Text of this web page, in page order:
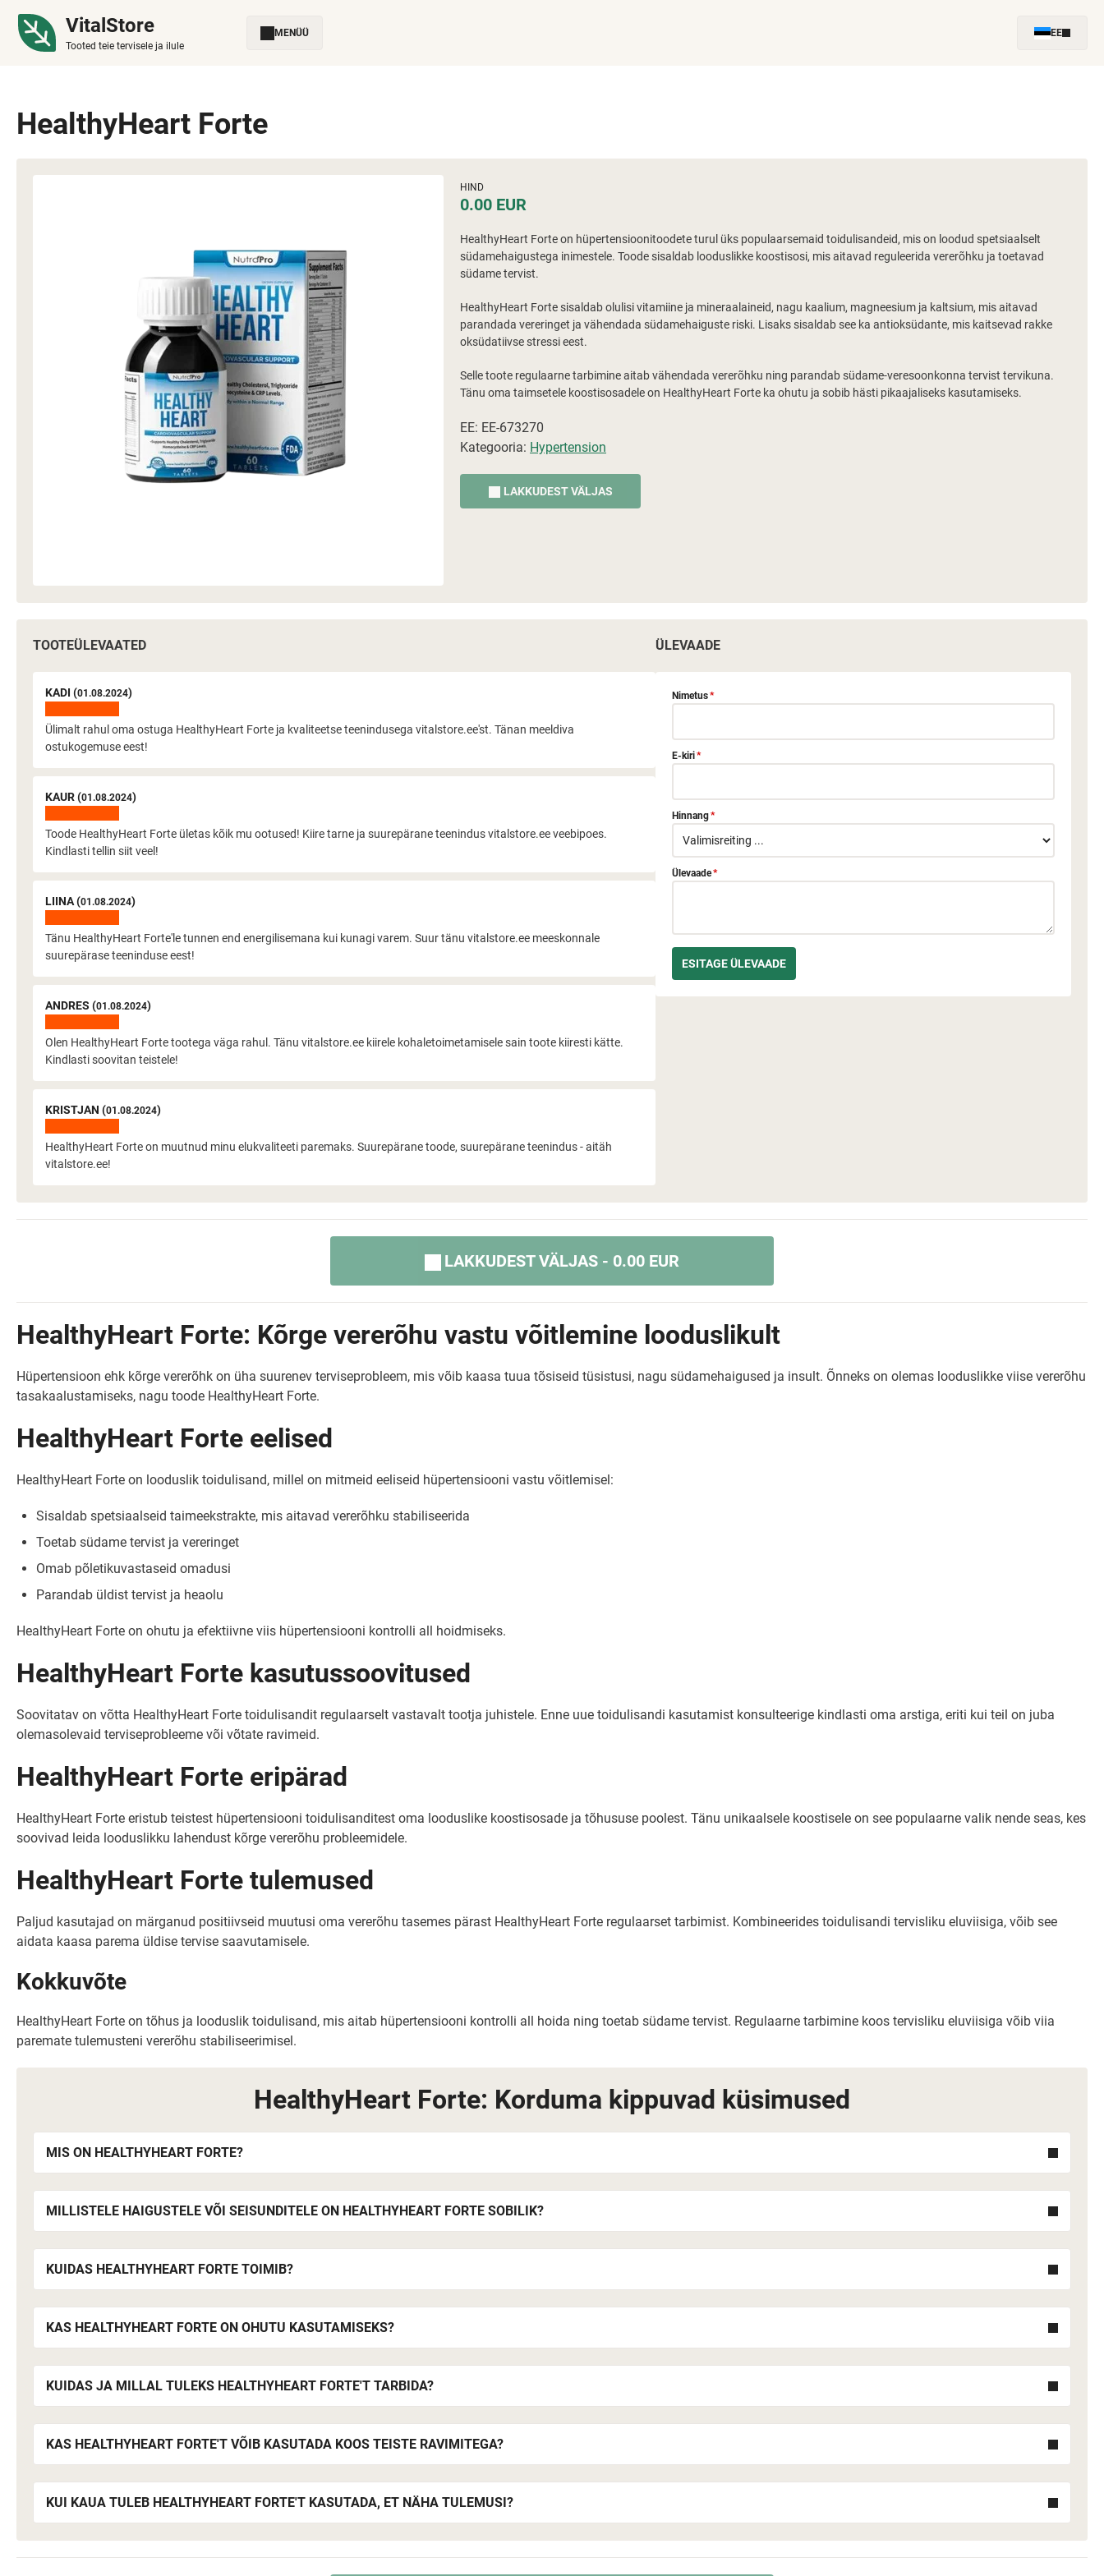
VitalStore
Tooted teie tervisele ja ilule
MENÜÜ EE
HealthyHeart Forte
HIND
0.00 EUR
HealthyHeart Forte on hüpertensioonitoodete turul üks populaarsemaid toidulisandeid, mis on loodud spetsiaalselt
südamehaigustega inimestele. Toode sisaldab looduslikke koostisosi, mis aitavad reguleerida vererõhku ja toetavad
südame tervist.
HealthyHeart Forte sisaldab olulisi vitamiine ja mineraalaineid, nagu kaalium, magneesium ja kaltsium, mis aitavad
parandada vereringet ja vähendada südamehaiguste riski. Lisaks sisaldab see ka antioksüdante, mis kaitsevad rakke
oksüdatiivse stressi eest.
Selle toote regulaarne tarbimine aitab vähendada vererõhku ning parandab südame-veresoonkonna tervist tervikuna.
Tänu oma taimsetele koostisosadele on HealthyHeart Forte ka ohutu ja sobib hästi pikaajaliseks kasutamiseks.
EE: EE-673270
Kategooria: Hypertension
LAKKUDEST VÄLJAS
TOOTEÜLEVAATED
KADI (01.08.2024)
Ülimalt rahul oma ostuga HealthyHeart Forte ja kvaliteetse teenindusega vitalstore.ee'st. Tänan meeldiva
ostukogemuse eest!
KAUR (01.08.2024)
Toode HealthyHeart Forte ületas kõik mu ootused! Kiire tarne ja suurepärane teenindus vitalstore.ee veebipoes.
Kindlasti tellin siit veel!
LIINA (01.08.2024)
Tänu HealthyHeart Forte'le tunnen end energilisemana kui kunagi varem. Suur tänu vitalstore.ee meeskonnale
suurepärase teeninduse eest!
ANDRES (01.08.2024)
Olen HealthyHeart Forte tootega väga rahul. Tänu vitalstore.ee kiirele kohaletoimetamisele sain toote kiiresti kätte.
Kindlasti soovitan teistele!
KRISTJAN (01.08.2024)
HealthyHeart Forte on muutnud minu elukvaliteeti paremaks. Suurepärane toode, suurepärane teenindus - aitäh
vitalstore.ee!
ÜLEVAADE
Nimetus*
E-kiri*
Hinnang*
Ülevaade*
LAKKUDEST VÄLJAS - 0.00 EUR
HealthyHeart Forte: Kõrge vererõhu vastu võitlemine looduslikult
Hüpertensioon ehk kõrge vererõhk on üha suurenev terviseprobleem, mis võib kaasa tuua tõsiseid tüsistusi, nagu südamehaigused ja insult. Õnneks on olemas looduslikke viise vererõhu
tasakaalustamiseks, nagu toode HealthyHeart Forte.
HealthyHeart Forte eelised
HealthyHeart Forte on looduslik toidulisand, millel on mitmeid eeliseid hüpertensiooni vastu võitlemisel:
Sisaldab spetsiaalseid taimeekstrakte, mis aitavad vererõhku stabiliseerida
Toetab südame tervist ja vereringet
Omab põletikuvastaseid omadusi
Parandab üldist tervist ja heaolu
HealthyHeart Forte on ohutu ja efektiivne viis hüpertensiooni kontrolli all hoidmiseks.
HealthyHeart Forte kasutussoovitused
Soovitatav on võtta HealthyHeart Forte toidulisandit regulaarselt vastavalt tootja juhistele. Enne uue toidulisandi kasutamist konsulteerige kindlasti oma arstiga, eriti kui teil on juba
olemasolevaid terviseprobleeme või võtate ravimeid.
HealthyHeart Forte eripärad
HealthyHeart Forte eristub teistest hüpertensiooni toidulisanditest oma looduslike koostisosade ja tõhususe poolest. Tänu unikaalsele koostisele on see populaarne valik nende seas, kes
soovivad leida looduslikku lahendust kõrge vererõhu probleemidele.
HealthyHeart Forte tulemused
Paljud kasutajad on märganud positiivseid muutusi oma vererõhu tasemes pärast HealthyHeart Forte regulaarset tarbimist. Kombineerides toidulisandi tervisliku eluviisiga, võib see
aidata kaasa parema üldise tervise saavutamisele.
Kokkuvõte
HealthyHeart Forte on tõhus ja looduslik toidulisand, mis aitab hüpertensiooni kontrolli all hoida ning toetab südame tervist. Regulaarne tarbimine koos tervisliku eluviisiga võib viia
paremate tulemusteni vererõhu stabiliseerimisel.
HealthyHeart Forte: Korduma kippuvad küsimused
MIS ON HEALTHYHEART FORTE?
MILLISTELE HAIGUSTELE VÕI SEISUNDITELE ON HEALTHYHEART FORTE SOBILIK?
KUIDAS HEALTHYHEART FORTE TOIMIB?
KAS HEALTHYHEART FORTE ON OHUTU KASUTAMISEKS?
KUIDAS JA MILLAL TULEKS HEALTHYHEART FORTE'T TARBIDA?
KAS HEALTHYHEART FORTE'T VÕIB KASUTADA KOOS TEISTE RAVIMITEGA?
KUI KAUA TULEB HEALTHYHEART FORTE'T KASUTADA, ET NÄHA TULEMUSI?